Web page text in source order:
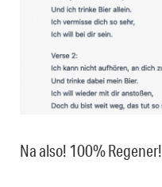
Na also! 100% Regener!